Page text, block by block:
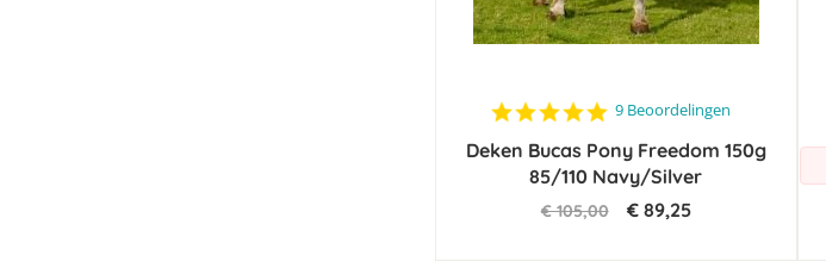
4.9
rating
9 Beoordelingen
Deken Bucas Pony Freedom 150g
85/110 Navy/Silver
€ 105,00 € 89,25